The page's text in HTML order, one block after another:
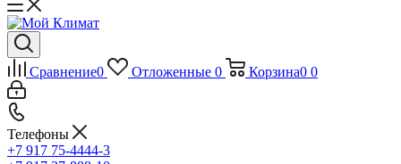
Сравнение0 Отложенные 0 Корзина0 0
Телефоны
+7 917 75-4444-3